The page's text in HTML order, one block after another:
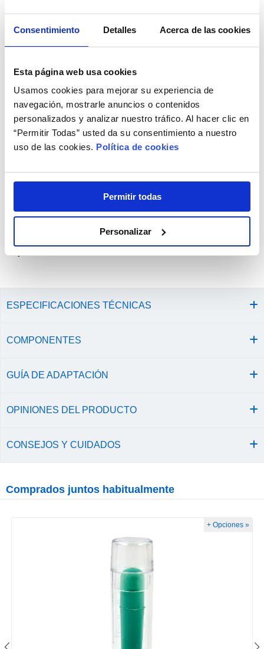
Consentimiento Detalles Acerca de las cookies
Esta página web usa cookies
Usamos cookies para mejorar su experiencia de
navegación, mostrarle anuncios o contenidos
personalizados y analizar nuestro tráfico. Al hacer clic en
“Permitir Todas” usted da su consentimiento a nuestro
uso de las cookies. Política de cookies
Permitir todas
Personalizar
BioNatural fue testado por la Universidad de
BioNatural fue
testado en un
estudio
independiente
Universidad de Leicester. El estudio, realizado en
2008, testó BioNatural y otros 3 conocidos productos
del mercado. Los resultados pusieron de manifiesto
que BioNatural era más eficaz en términos de limpieza
ESPECIFICACIONES TÉCNICAS
COMPONENTES
GUÍA DE ADAPTACIÓN
OPINIONES DEL PRODUCTO
CONSEJOS Y CUIDADOS
Comprados juntos habitualmente
+ Opciones »